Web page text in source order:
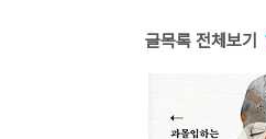
글목록 전체보기